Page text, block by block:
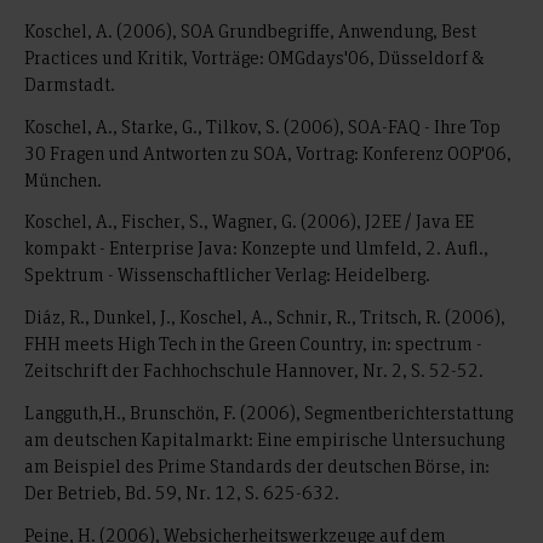
Koschel, A. (2006), SOA Grundbegriffe, Anwendung, Best
Practices und Kritik, Vorträge: OMGdays'06, Düsseldorf &
Darmstadt.
Koschel, A., Starke, G., Tilkov, S. (2006), SOA-FAQ - Ihre Top
30 Fragen und Antworten zu SOA, Vortrag: Konferenz OOP'06,
München.
Koschel, A., Fischer, S., Wagner, G. (2006), J2EE / Java EE
kompakt - Enterprise Java: Konzepte und Umfeld, 2. Aufl.,
Spektrum - Wissenschaftlicher Verlag: Heidelberg.
Diáz, R., Dunkel, J., Koschel, A., Schnir, R., Tritsch, R. (2006),
FHH meets High Tech in the Green Country, in: spectrum -
Zeitschrift der Fachhochschule Hannover, Nr. 2, S. 52-52.
Langguth,H., Brunschön, F. (2006), Segmentberichterstattung
am deutschen Kapitalmarkt: Eine empirische Untersuchung
am Beispiel des Prime Standards der deutschen Börse, in:
Der Betrieb, Bd. 59, Nr. 12, S. 625-632.
Peine, H. (2006), Websicherheitswerkzeuge auf dem